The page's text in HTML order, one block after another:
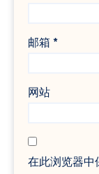
邮箱 *
网站
在此浏览器中